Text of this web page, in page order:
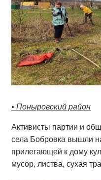
• Поныровский район
Активисты партии и
села Бобровка вышли
прилегающей к дому
мусор, листва, сухая